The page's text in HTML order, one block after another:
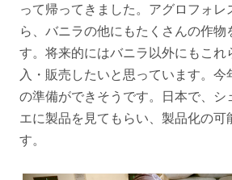
って帰ってきました。アグロフォレ
ら、バニラの他にもたくさんの作物
す。将来的にはバニラ以外にもこれ
入・販売したいと思っています。今
の準備ができそうです。日本で、シ
エに製品を見てもらい、製品化の可
す。